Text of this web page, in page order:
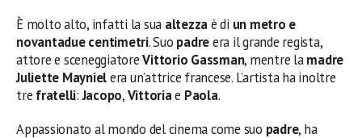
È molto alto, infatti la sua altezzaè di un metro e
novantadue centimetri. Suo padreera il grande regista,
attore e sceneggiatoreVittorio Gassman, mentre lamadre
Juliette Maynielera un’attrice francese. L’artista ha inoltre
tre fratelli:Jacopo,Vittoriae Paola.
Appassionato al mondo del cinema come suo padre, ha